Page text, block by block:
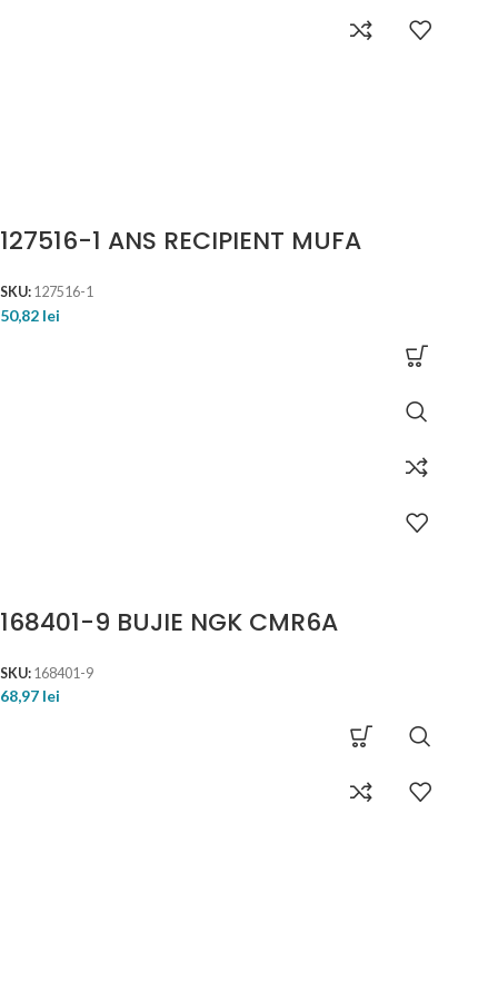
127516-1 ANS RECIPIENT MUFA
SKU: 127516-1
50,82 lei
168401-9 BUJIE NGK CMR6A
SKU: 168401-9
68,97 lei